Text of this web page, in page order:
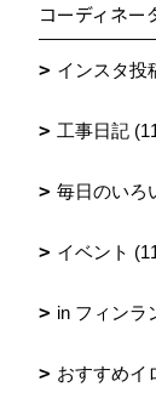
コーディネー
インスタ投
工事日記
毎日のいろ
イベント
in フィンラ
おすすめイ